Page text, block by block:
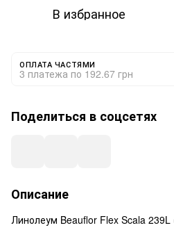
В избранное
ОПЛАТА ЧАСТЯМИ
3 платежа по 192.67 грн
Поделиться в соцсетях
Описание
Линолеум Beauflor Flex Scala